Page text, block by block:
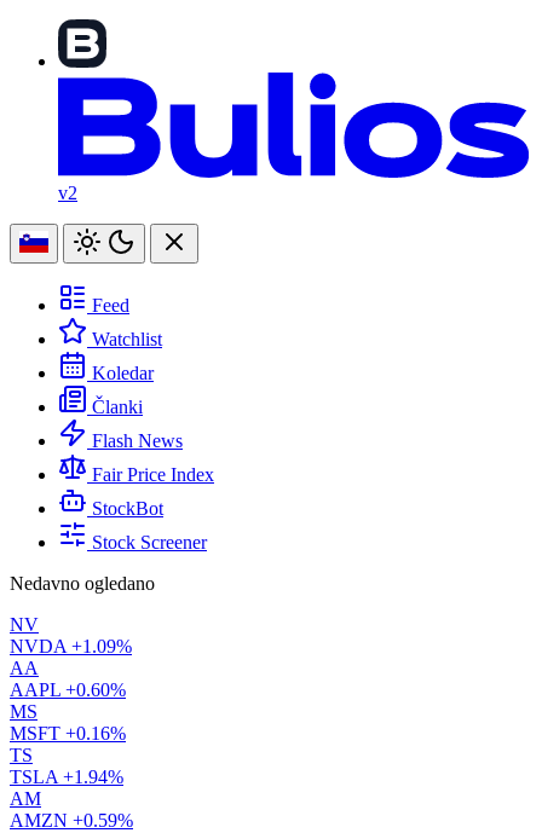
v2
Feed
Watchlist
Koledar
Članki
Flash News
Fair Price Index
StockBot
Stock Screener
Nedavno ogledano
NV
NVDA +1.09%
AA
AAPL +0.60%
MS
MSFT +0.16%
TS
TSLA +1.94%
AM
AMZN +0.59%